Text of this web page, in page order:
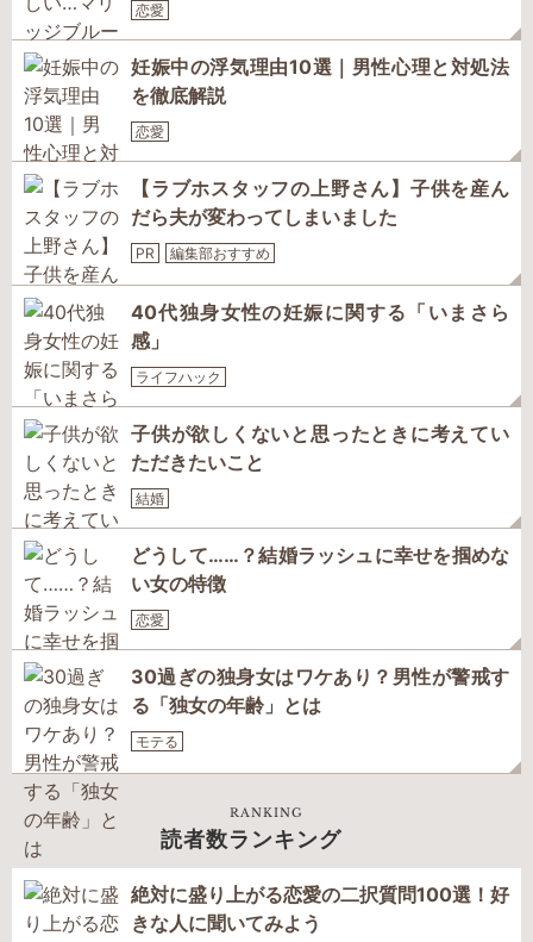
恋愛
妊娠中の浮気理由10選｜男性心理と対処法
を徹底解説
恋愛
【ラブホスタッフの上野さん】子供を産ん
だら夫が変わってしまいました
PR 編集部おすすめ
40代独身女性の妊娠に関する「いまさら
感」
ライフハック
子供が欲しくないと思ったときに考えてい
ただきたいこと
結婚
どうして……？結婚ラッシュに幸せを掴めな
い女の特徴
恋愛
30過ぎの独身女はワケあり？男性が警戒す
る「独女の年齢」とは
モテる
RANKING
読者数ランキング
絶対に盛り上がる恋愛の二択質問100選！好
きな人に聞いてみよう